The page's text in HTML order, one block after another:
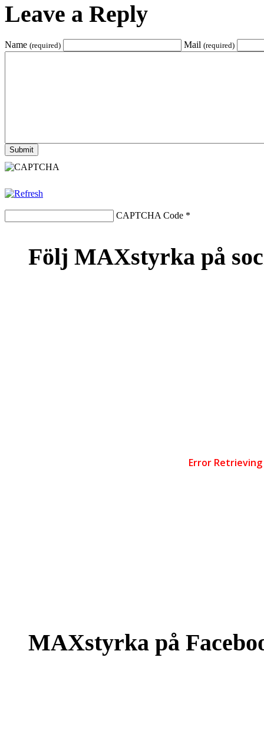
Leave a Reply
Name (required) Mail (required)
CAPTCHA Code *
Följ MAXstyrka på
MAXstyrka på